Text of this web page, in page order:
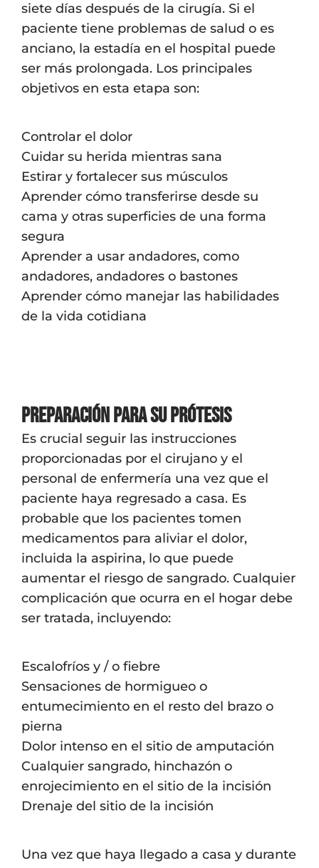
siete días después de la cirugía. Si el
paciente tiene problemas de salud o es
anciano, la estadía en el hospital puede
ser más prolongada. Los principales
objetivos en esta etapa son:
Controlar el dolor
Cuidar su herida mientras sana
Estirar y fortalecer sus músculos
Aprender cómo transferirse desde su
cama y otras superficies de una forma
segura
Aprender a usar andadores, como
andadores, andadores o bastones
Aprender cómo manejar las habilidades
de la vida cotidiana
Preparación para su prótesis
Es crucial seguir las instrucciones
proporcionadas por el cirujano y el
personal de enfermería una vez que el
paciente haya regresado a casa. Es
probable que los pacientes tomen
medicamentos para aliviar el dolor,
incluida la aspirina, lo que puede
aumentar el riesgo de sangrado. Cualquier
complicación que ocurra en el hogar debe
ser tratada, incluyendo:
Escalofríos y / o fiebre
Sensaciones de hormigueo o
entumecimiento en el resto del brazo o
pierna
Dolor intenso en el sitio de amputación
Cualquier sangrado, hinchazón o
enrojecimiento en el sitio de la incisión
Drenaje del sitio de la incisión
Una vez que haya llegado a casa y durante